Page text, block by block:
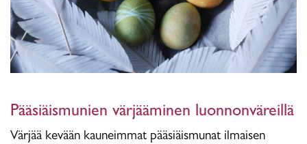
Pääsiäismunien värjääminen luonnonväreillä
Värjää kevään kauneimmat pääsiäismunat ilmaisen